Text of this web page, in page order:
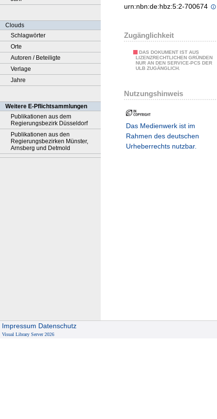
Clouds
Schlagwörter
Orte
Autoren / Beteiligte
Verlage
Jahre
Weitere E-Pflichtsammlungen
Publikationen aus dem
Regierungsbezirk Düsseldorf
Publikationen aus den
Regierungsbezirken Münster,
Arnsberg und Detmold
urn:nbn:de:hbz:5:2-700674
Zugänglichkeit
DAS DOKUMENT IST AUS
LIZENZRECHTLICHEN GRÜNDEN
NUR AN DEN SERVICE-PCS DER
ULB ZUGÄNGLICH.
Nutzungshinweis
Das Medienwerk ist im
Rahmen des deutschen
Urheberrechts nutzbar.
Impressum Datenschutz
Visual Library Server 2026